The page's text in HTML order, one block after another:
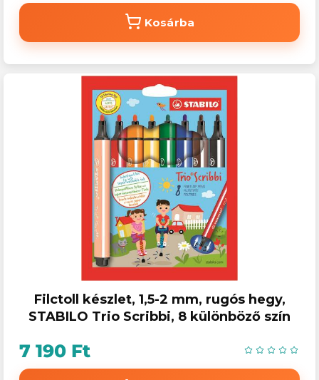
Kosárba
Filctoll készlet, 1,5-2 mm, rugós hegy,
STABILO Trio Scribbi, 8 különböző szín
7 190 Ft